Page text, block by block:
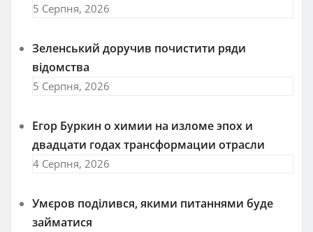
5 Серпня, 2026
Зеленський доручив почистити ряди
відомства
5 Серпня, 2026
Егор Буркин о химии на изломе эпох и
двадцати годах трансформации отрасли
4 Серпня, 2026
Умєров поділився, якими питаннями буде
займатися